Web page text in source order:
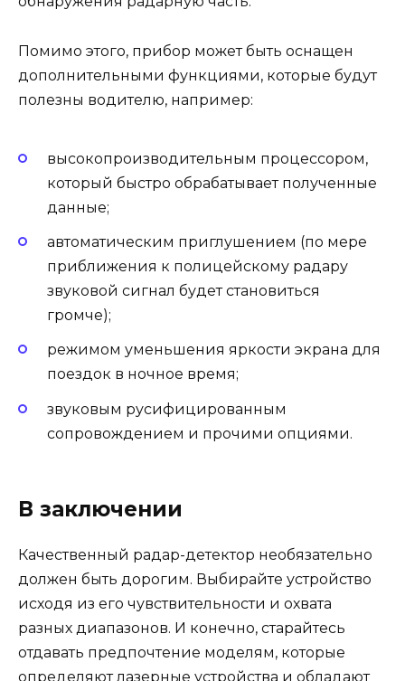
Помимо этого, прибор может быть оснащен
дополнительными функциями, которые будут
полезны водителю, например:
высокопроизводительным процессором,
который быстро обрабатывает полученные
данные;
автоматическим приглушением (по мере
приближения к полицейскому радару
звуковой сигнал будет становиться
громче);
режимом уменьшения яркости экрана для
поездок в ночное время;
звуковым русифицированным
сопровождением и прочими опциями.
В заключении
Качественный радар-детектор необязательно
должен быть дорогим. Выбирайте устройство
исходя из его чувствительности и охвата
разных диапазонов. И конечно, старайтесь
отдавать предпочтение моделям, которые
определяют лазерные устройства и обладают